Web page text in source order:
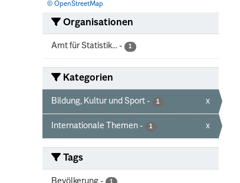
© OpenStreetMap
Organisationen
Amt für Statistik... - 1
Kategorien
Bildung, Kultur und Sport - 1 x
Internationale Themen - 1 x
Tags
Bevölkerung -